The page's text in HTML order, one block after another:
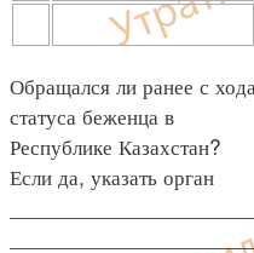
Обращался ли ранее с
статуса беженца в
Республике Казахстан?
Если да, указать орган